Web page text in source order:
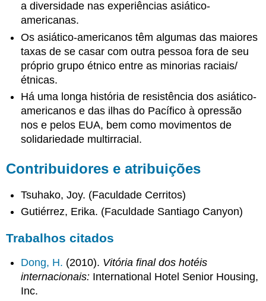
a diversidade nas experiências asiático-
americanas.
Os asiático-americanos têm algumas das maiores
taxas de se casar com outra pessoa fora de seu
próprio grupo étnico entre as minorias raciais/
étnicas.
Há uma longa história de resistência dos asiático-
americanos e das ilhas do Pacífico à opressão
nos e pelos EUA, bem como movimentos de
solidariedade multirracial.
Contribuidores e atribuições
Tsuhako, Joy. (Faculdade Cerritos)
Gutiérrez, Erika. (Faculdade Santiago Canyon)
Trabalhos citados
Dong, H. (2010). Vitória final dos hotéis
internacionais: International Hotel Senior Housing,
Inc.